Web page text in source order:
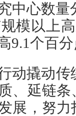
中心数量
模以上
9.1个百
撬动传
、延链
展，努